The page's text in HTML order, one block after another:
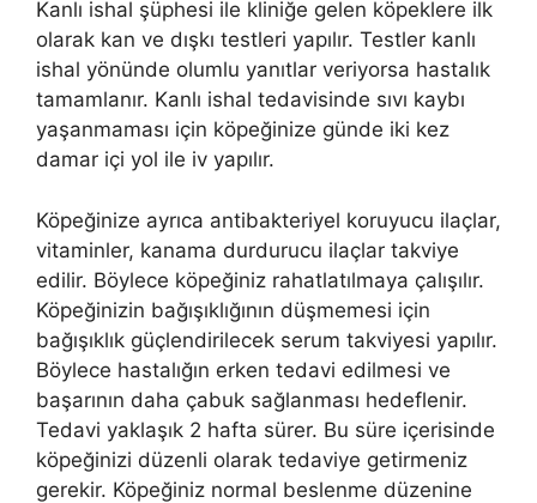
Kanlı ishal şüphesi ile kliniğe gelen köpeklere ilk
olarak kan ve dışkı testleri yapılır. Testler kanlı
ishal yönünde olumlu yanıtlar veriyorsa hastalık
tamamlanır. Kanlı ishal tedavisinde sıvı kaybı
yaşanmaması için köpeğinize günde iki kez
damar içi yol ile iv yapılır.
Köpeğinize ayrıca antibakteriyel koruyucu ilaçlar,
vitaminler, kanama durdurucu ilaçlar takviye
edilir. Böylece köpeğiniz rahatlatılmaya çalışılır.
Köpeğinizin bağışıklığının düşmemesi için
bağışıklık güçlendirilecek serum takviyesi yapılır.
Böylece hastalığın erken tedavi edilmesi ve
başarının daha çabuk sağlanması hedeflenir.
Tedavi yaklaşık 2 hafta sürer. Bu süre içerisinde
köpeğinizi düzenli olarak tedaviye getirmeniz
gerekir. Köpeğiniz normal beslenme düzenine